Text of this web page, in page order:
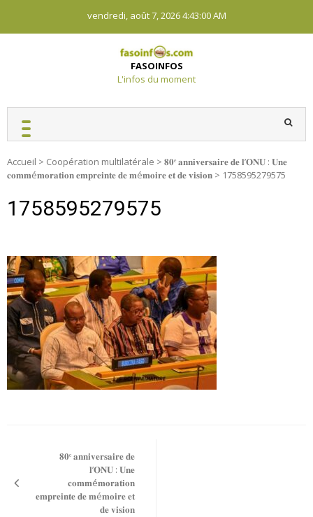
content
vendredi, août 7, 20264:43:00 AM
FASOINFOS
L'infos du moment
Accueil > Coopération multilatérale > 𝟖𝟎ᵉ 𝐚𝐧𝐧𝐢𝐯𝐞𝐫𝐬𝐚𝐢𝐫𝐞 𝐝𝐞 𝐥’𝐎𝐍𝐔 : 𝐔𝐧𝐞
𝐜𝐨𝐦𝐦é𝐦𝐨𝐫𝐚𝐭𝐢𝐨𝐧 𝐞𝐦𝐩𝐫𝐞𝐢𝐧𝐭𝐞 𝐝𝐞 𝐦é𝐦𝐨𝐢𝐫𝐞 𝐞𝐭 𝐝𝐞 𝐯𝐢𝐬𝐢𝐨𝐧 > 1758595279575
1758595279575
l’article
𝟖𝟎ᵉ 𝐚𝐧𝐧𝐢𝐯𝐞𝐫𝐬𝐚𝐢𝐫𝐞 𝐝𝐞
𝐥’𝐎𝐍𝐔 : 𝐔𝐧𝐞
𝐜𝐨𝐦𝐦é𝐦𝐨𝐫𝐚𝐭𝐢𝐨𝐧
𝐞𝐦𝐩𝐫𝐞𝐢𝐧𝐭𝐞 𝐝𝐞 𝐦é𝐦𝐨𝐢𝐫𝐞 𝐞𝐭
𝐝𝐞 𝐯𝐢𝐬𝐢𝐨𝐧